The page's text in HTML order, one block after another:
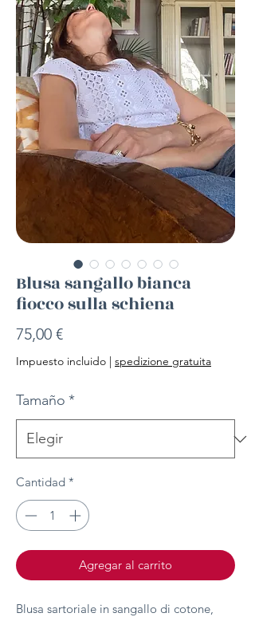
Blusa sangallo bianca
fiocco sulla schiena
75,00 €Precio
Impuesto incluido | spedizione gratuita
Tamaño *
Cantidad *
Agregar al carrito
Blusa sartoriale in sangallo di cotone,